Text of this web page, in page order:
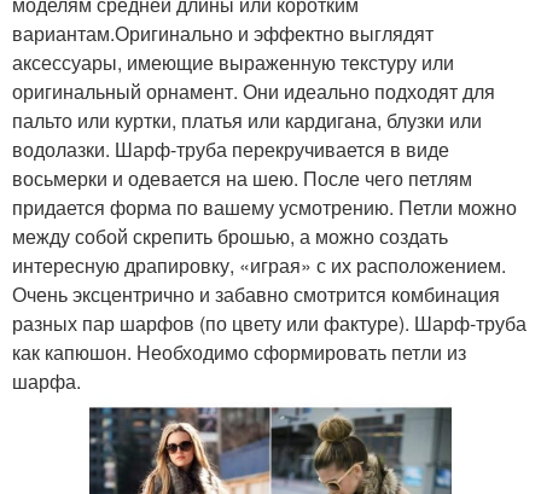
вариантам.Оригинально и эффектно выглядят
аксессуары, имеющие выраженную текстуру или
оригинальный орнамент. Они идеально подходят для
пальто или куртки, платья или кардигана, блузки или
водолазки. Шарф-труба перекручивается в виде
восьмерки и одевается на шею. После чего петлям
придается форма по вашему усмотрению. Петли можно
между собой скрепить брошью, а можно создать
интересную драпировку, «играя» с их расположением.
Очень эксцентрично и забавно смотрится комбинация
разных пар шарфов (по цвету или фактуре). Шарф-труба
как капюшон. Необходимо сформировать петли из
шарфа.